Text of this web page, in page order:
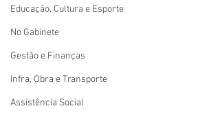
Educação, Cultura e Esporte
No Gabinete
Gestão e Finanças
Infra, Obra e Transporte
Assistência Social